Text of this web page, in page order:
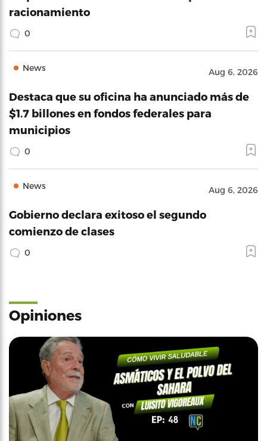
racionamiento
0
News Aug 6, 2026
Destaca que su oficina ha anunciado más de
$1.7 billones en fondos federales para
municipios
0
News Aug 6, 2026
Gobierno declara exitoso el segundo
comienzo de clases
0
Opiniones